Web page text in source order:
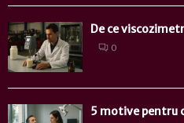
De ce
0
5 motive pentru